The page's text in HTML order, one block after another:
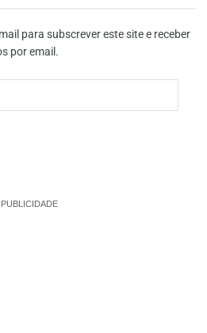
para subscrever este site e receber
por email.
PUBLICIDADE